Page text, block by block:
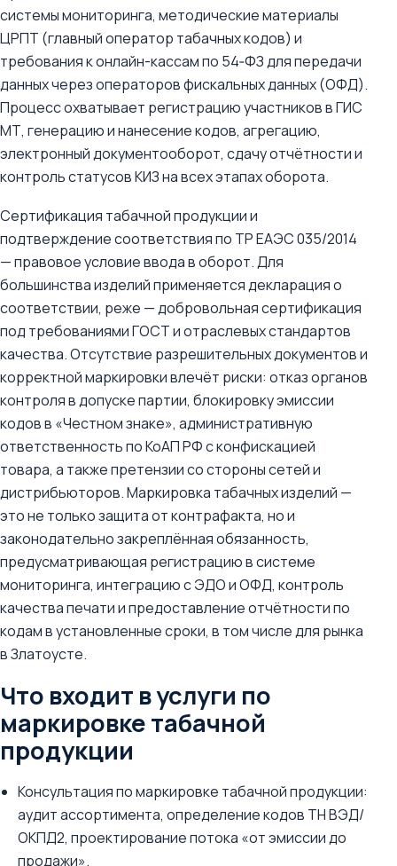
системы мониторинга, методические материалы
ЦРПТ (главный оператор табачных кодов) и
требования к онлайн-кассам по 54‑ФЗ для передачи
данных через операторов фискальных данных (ОФД).
Процесс охватывает регистрацию участников в ГИС
МТ, генерацию и нанесение кодов, агрегацию,
электронный документооборот, сдачу отчётности и
контроль статусов КИЗ на всех этапах оборота.
Сертификация табачной продукции и
подтверждение соответствия по ТР ЕАЭС 035/2014
— правовое условие ввода в оборот. Для
большинства изделий применяется декларация о
соответствии, реже — добровольная сертификация
под требованиями ГОСТ и отраслевых стандартов
качества. Отсутствие разрешительных документов и
корректной маркировки влечёт риски: отказ органов
контроля в допуске партии, блокировку эмиссии
кодов в «Честном знаке», административную
ответственность по КоАП РФ с конфискацией
товара, а также претензии со стороны сетей и
дистрибьюторов. Маркировка табачных изделий —
это не только защита от контрафакта, но и
законодательно закреплённая обязанность,
предусматривающая регистрацию в системе
мониторинга, интеграцию с ЭДО и ОФД, контроль
качества печати и предоставление отчётности по
кодам в установленные сроки, в том числе для рынка
в Златоусте.
Что входит в услуги по
маркировке табачной
продукции
Консультация по маркировке табачной продукции:
аудит ассортимента, определение кодов ТН ВЭД/
ОКПД2, проектирование потока «от эмиссии до
продажи».